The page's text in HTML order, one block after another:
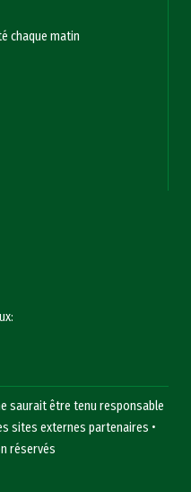
chaque matin
saurait être tenu responsable
sites externes partenaires •
réservés